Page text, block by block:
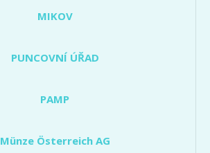
MIKOV
PUNCOVNÍ ÚŘAD
PAMP
Münze Österreich AG